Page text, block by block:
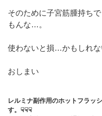
そのために子宮筋腫持ち
もんな…。
使わないと損…かもしれな
おしまい
レルミナ副作用のホットフラッ
す。☟☟☟